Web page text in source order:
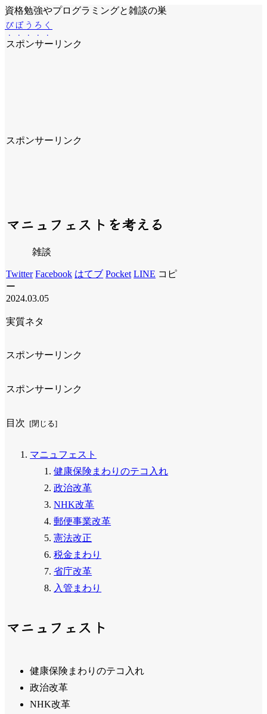
資格勉強やプログラミングと雑談の巣
びぼうろく
スポンサーリンク
スポンサーリンク
マニュフェストを考える
雑談
Twitter Facebook はてブ Pocket LINE コピ
ー
2024.03.05
実質ネタ
スポンサーリンク
スポンサーリンク
目次
マニュフェスト
健康保険まわりのテコ入れ
政治改革
NHK改革
郵便事業改革
憲法改正
税金まわり
省庁改革
入管まわり
マニュフェスト
健康保険まわりのテコ入れ
政治改革
NHK改革